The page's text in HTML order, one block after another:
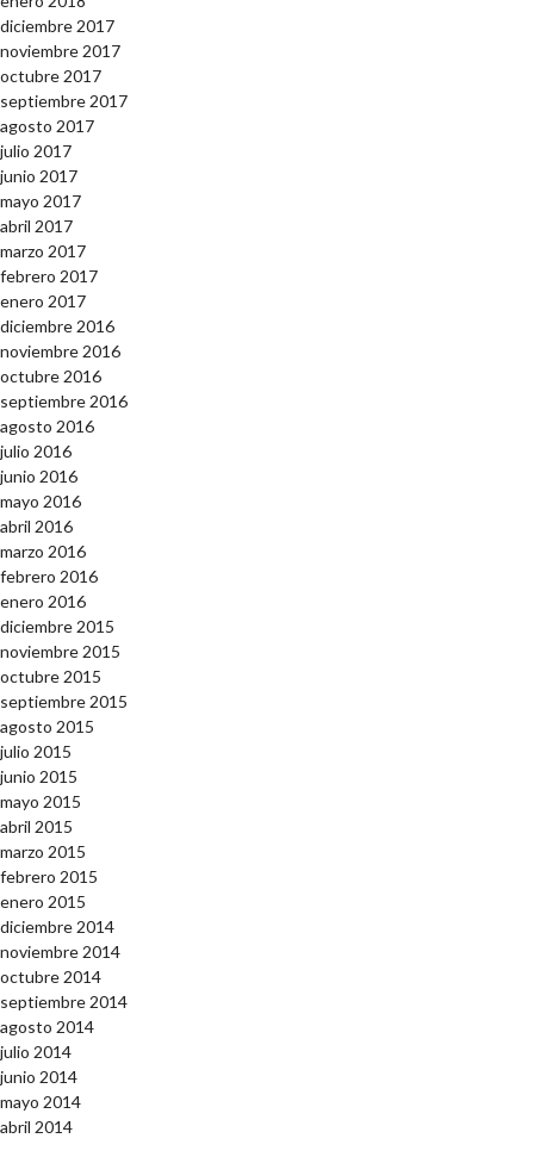
diciembre 2017
noviembre 2017
octubre 2017
septiembre 2017
agosto 2017
julio 2017
junio 2017
mayo 2017
abril 2017
marzo 2017
febrero 2017
enero 2017
diciembre 2016
noviembre 2016
octubre 2016
septiembre 2016
agosto 2016
julio 2016
junio 2016
mayo 2016
abril 2016
marzo 2016
febrero 2016
enero 2016
diciembre 2015
noviembre 2015
octubre 2015
septiembre 2015
agosto 2015
julio 2015
junio 2015
mayo 2015
abril 2015
marzo 2015
febrero 2015
enero 2015
diciembre 2014
noviembre 2014
octubre 2014
septiembre 2014
agosto 2014
julio 2014
junio 2014
mayo 2014
abril 2014